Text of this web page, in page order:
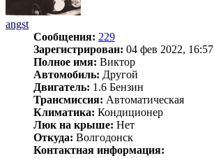
angst
Сообщения: 229
Зарегистрирован: 04 фев 2022, 16:57
Полное имя: Виктор
Автомобиль: Другой
Двигатель: 1.6 Бензин
Трансмиссия: Автоматическая
Климатика: Кондиционер
Люк на крыше: Нет
Откуда: Волгодонск
Контактная информация: